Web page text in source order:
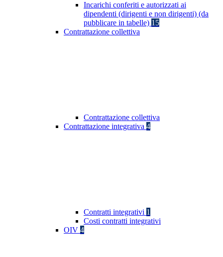
Incarichi conferiti e autorizzati ai
dipendenti (dirigenti e non dirigenti) (da
pubblicare in tabelle) 15
Contrattazione collettiva
Contrattazione collettiva
Contrattazione integrativa 4
Contratti integrativi 1
Costi contratti integrativi
OIV 4